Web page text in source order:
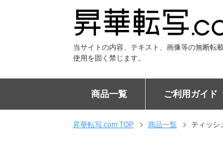
当サイトの内容、テキスト、画像等の無断転
使用を固く禁じます。
商品一覧
Tシャツ
DTF Tシャツ
シャツ
DTF ポロシャツ
パーカー
DTF パーカー
ジャンパー
ユニフォーム
パンツ
DTF スウェット
アパレル雑貨
キャップ
マスク
マフラー
ブランケット
フードブランケット
タオル
フードタオル
トートバッグ
エコバッグ
リュックサック
バッグ
ケース
PC・タブレットケース
ショルダーバッグ
スマホポシェット
チケットホルダー
サコッシュ
ポーチ
巾着
マウスパッド
タペストリー
布ポスター
傘
布カバー
生活雑貨・インテリア
ステーショナリー
フラッグ
ご利用ガイド
ご注文の流れ
納期について
割引キャンペ
EC販売向けサ
キャンセルに
専門用語集
昇華転写印刷
お客様の声
布プリントの
エンドレス柄
よくある質問
会社概要
昇華転写.com TOP 商品一覧 ティッシ